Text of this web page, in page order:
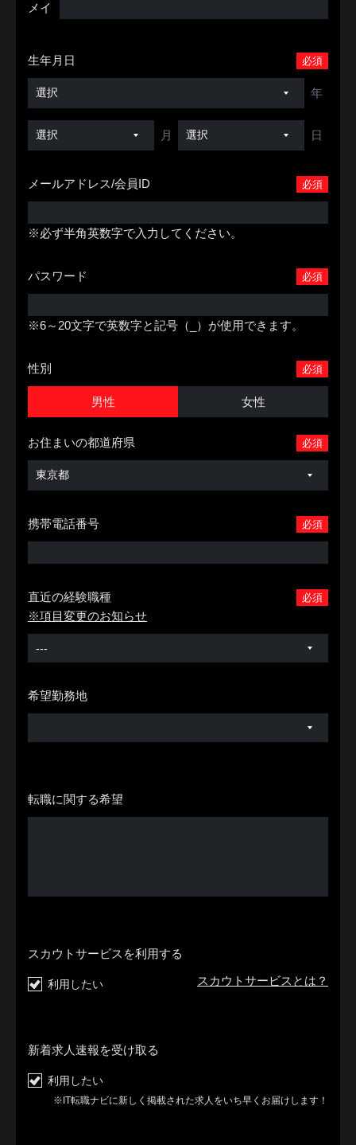
メイ
必須
生年月日
年
月 日
必須
メールアドレス/会員ID
※必ず半角英数字で入力してください。
必須
パスワード
※6～20文字で英数字と記号（_）が使用できます。
必須
性別
男性 女性
必須
お住まいの都道府県
必須
携帯電話番号
必須
直近の経験職種
※項目変更のお知らせ
希望勤務地
転職に関する希望
スカウトサービスを利用する
利用したい スカウトサービスとは？
新着求人速報を受け取る
利用したい
※IT転職ナビに新しく掲載された求人をいち早くお届けします！